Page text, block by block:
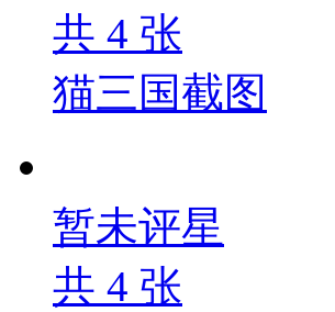
共 4 张
猫三国截图
暂未评星
共 4 张